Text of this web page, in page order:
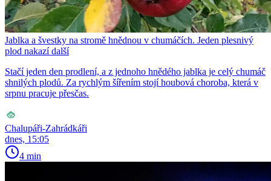
Jablka a švestky na stromě hnědnou v chumáčích. Jeden plesnivý
plod nakazí další
Stačí jeden den prodlení, a z jednoho hnědého jablka je celý chumáč
shnilých plodů. Za rychlým šířením stojí houbová choroba, která v
srpnu pracuje přesčas.
Chalupáři-Zahrádkáři
dnes, 15:05
4 min